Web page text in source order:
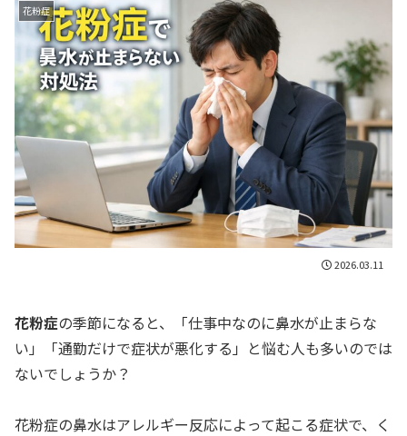
花粉症
2026.03.11
花粉症の季節になると、「仕事中なのに鼻水が止まらな
い」「通勤だけで症状が悪化する」と悩む人も多いのでは
ないでしょうか？
花粉症の鼻水はアレルギー反応によって起こる症状で、く